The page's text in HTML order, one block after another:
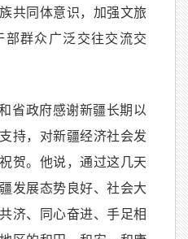
共同体意识，加强文旅
部群众广泛交往交流交
省政府感谢新疆长期以
持，对新疆经济社会发
贺。他说，通过这几天
发展态势良好、社会大
济、同心奋进、手足相